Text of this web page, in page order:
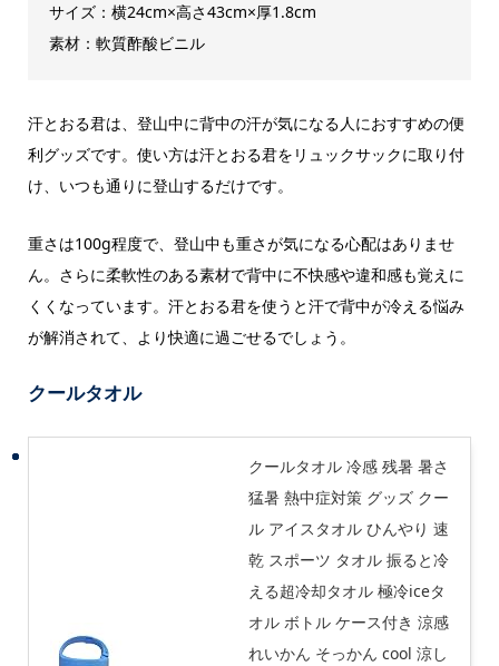
サイズ：横24cm×高さ43cm×厚1.8cm
素材：軟質酢酸ビニル
汗とおる君は、登山中に背中の汗が気になる人におすすめの便
利グッズです。使い方は汗とおる君をリュックサックに取り付
け、いつも通りに登山するだけです。
重さは100g程度で、登山中も重さが気になる心配はありませ
ん。さらに柔軟性のある素材で背中に不快感や違和感も覚えに
くくなっています。汗とおる君を使うと汗で背中が冷える悩み
が解消されて、より快適に過ごせるでしょう。
クールタオル
クールタオル 冷感 残暑 暑さ
猛暑 熱中症対策 グッズ クー
ル アイスタオル ひんやり 速
乾 スポーツ タオル 振ると冷
える超冷却タオル 極冷iceタ
オル ボトル ケース付き 涼感
れいかん そっかん cool 涼し